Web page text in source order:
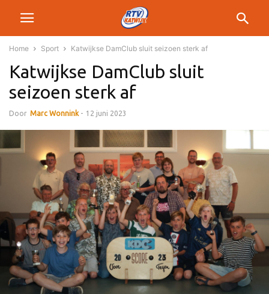
Home Sport Katwijkse DamClub sluit seizoen sterk af
Katwijkse DamClub sluit
seizoen sterk af
Door Marc Wonnink - 12 juni 2023